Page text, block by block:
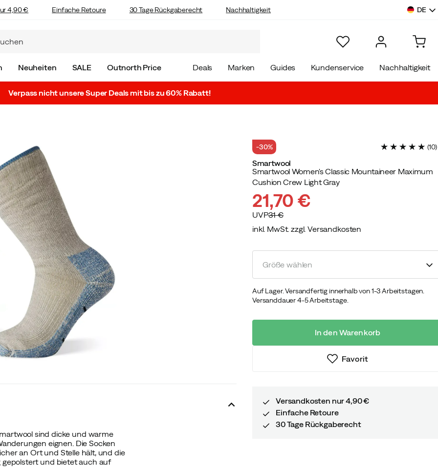
4,90 € Einfache Retoure 30 Tage Rückgaberecht Nachhaltigkeit DE
Neuheiten SALE Outnorth Price Deals Marken Guides Kundenservice Nachhaltigkeit
Verpass nicht unsere Super Deals mit bis zu 60% Rabatt!
sind dicke und warme
eignen. Die Socken
an Ort und Stelle hält, und die
gepolstert und bietet auch auf
-30% (10)
Smartwool
Smartwool Women's Classic Mountaineer Maximum
Cushion Crew Light Gray
discounted
price
21,70 €
original
price
UVP31 €
inkl. MwSt. zzgl. Versandkosten
Größe wählen
Auf Lager. Versandfertig innerhalb von 1-3 Arbeitstagen.
Versanddauer 4-5 Arbeitstage.
In den Warenkorb
Favorit
Versandkosten nur 4,90 €
Einfache Retoure
30 Tage Rückgaberecht